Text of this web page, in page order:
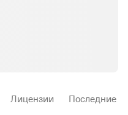
Лицензии Последние